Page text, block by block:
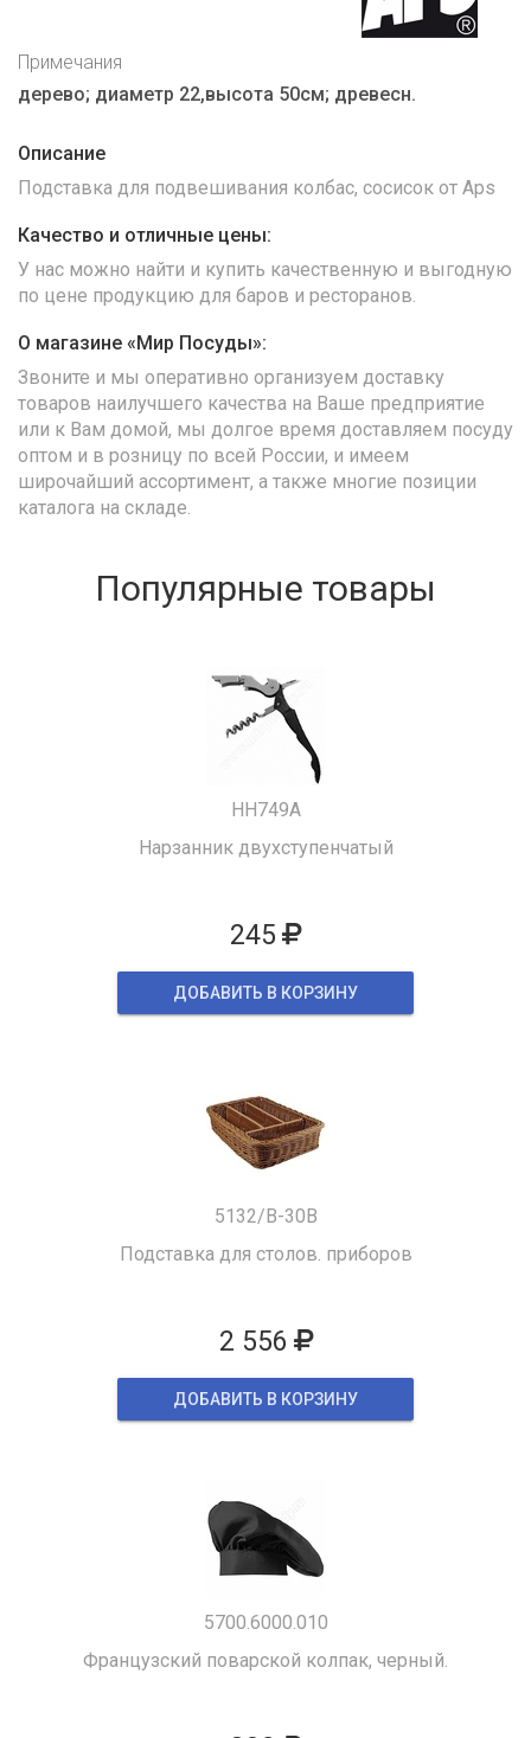
Примечания
дерево; диаметр 22,высота 50см; древесн.
Описание
Подставка для подвешивания колбас, сосисок от Aps
Качество и отличные цены:
У нас можно найти и купить качественную и выгодную
по цене продукцию для баров и ресторанов.
О магазине «Мир Посуды»:
Звоните и мы оперативно организуем доставку
товаров наилучшего качества на Ваше предприятие
или к Вам домой, мы долгое время доставляем посуду
оптом и в розницу по всей России, и имеем
широчайший ассортимент, а также многие позиции
каталога на складе.
Популярные товары
HH749A
Нарзанник двухступенчатый
245
ДОБАВИТЬ В КОРЗИНУ
5132/B-30B
Подставка для столов. приборов
2 556
ДОБАВИТЬ В КОРЗИНУ
5700.6000.010
Французский поварской колпак, черный.